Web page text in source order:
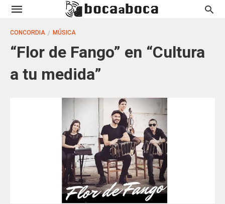
CONCORDIA MÚSICA
“Flor de Fango” en “Cultura
a tu medida”